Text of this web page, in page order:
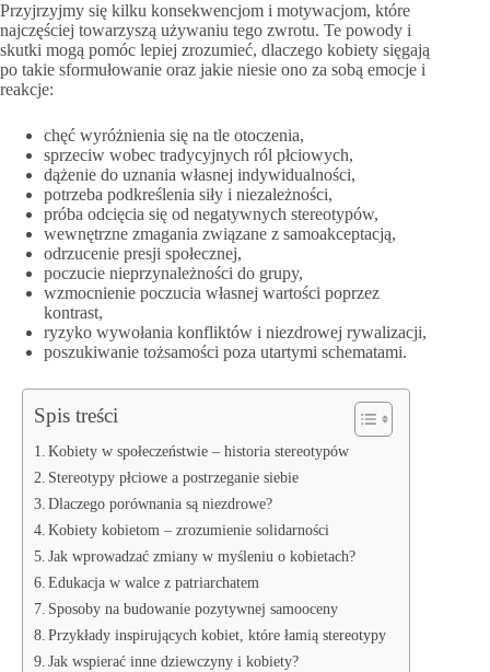
Przyjrzyjmy się kilku konsekwencjom i motywacjom, które
najczęściej towarzyszą używaniu tego zwrotu. Te powody i
skutki mogą pomóc lepiej zrozumieć, dlaczego kobiety sięgają
po takie sformułowanie oraz jakie niesie ono za sobą emocje i
reakcje:
chęć wyróżnienia się na tle otoczenia,
sprzeciw wobec tradycyjnych ról płciowych,
dążenie do uznania własnej indywidualności,
potrzeba podkreślenia siły i niezależności,
próba odcięcia się od negatywnych stereotypów,
wewnętrzne zmagania związane z samoakceptacją,
odrzucenie presji społecznej,
poczucie nieprzynależności do grupy,
wzmocnienie poczucia własnej wartości poprzez
kontrast,
ryzyko wywołania konfliktów i niezdrowej rywalizacji,
poszukiwanie tożsamości poza utartymi schematami.
Spis treści
Kobiety w społeczeństwie – historia stereotypów
Stereotypy płciowe a postrzeganie siebie
Dlaczego porównania są niezdrowe?
Kobiety kobietom – zrozumienie solidarności
Jak wprowadzać zmiany w myśleniu o kobietach?
Edukacja w walce z patriarchatem
Sposoby na budowanie pozytywnej samooceny
Przykłady inspirujących kobiet, które łamią stereotypy
Jak wspierać inne dziewczyny i kobiety?